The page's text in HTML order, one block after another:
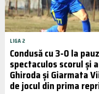
LIGA 2
Condusă cu 3-0 la
spectaculos scorul și
Ghiroda și Giarmata
de jocul din prima